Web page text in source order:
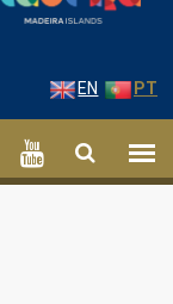
EN PT